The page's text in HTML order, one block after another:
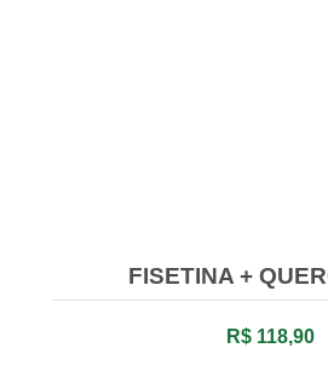
FISETINA +
R$ 118,90